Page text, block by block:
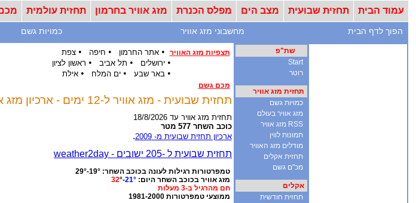
עמוד הבית תחזית שבועית מצב הים מפלס הכנרת מזג אוויר בחרמון תחזית עולמית
הפוך לדף הבית מחשבוני מזג אוויר כמויות גשם
שת"פ
Start
רוטר
תחזית מזג אוויר
כמויות גשם
מזג אוויר בעולם
RSS מזג אוויר
תמונות לווין
מודלים מזג האוויר
תחזית אקלים
מכ"ם גשם
אקלים
תחזית חודשית
תצפיות מזג האוויר •אתר החרמון • חיפה •צפת
•ירושלים • תל אביב • ראשון לציון
• באר שבע •ים המלח •אילת
מכם גשם
תחזית שבועית - מזג אוויר ל-12 ימים - ארכיון מזג אוויר מ-2009
תחזית מזג אוויר עד 18/8/2026
כוכב השחר 577 מטר
ארכיון תחזית שבועית מ- 2009
.